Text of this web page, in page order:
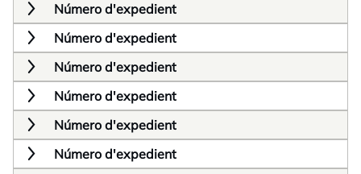
Número d'expedient
Número d'expedient
Número d'expedient
Número d'expedient
Número d'expedient
Número d'expedient